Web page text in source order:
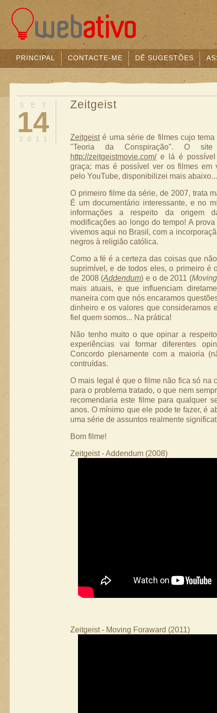
PRINCIPAL CONTACTE-ME DÊ SUGESTÕES
SET
14
2011
Zeitgeist
Zeitgeisté uma série de filmes cujo
"Teoria da Conspiração". O
http://zeitgeistmovie.com/e lá é possível
graça; mas é possível ver os filmes em
pelo YouTube, disponibilizei mais abaixo...
O primeiro filme da série, de 2007, trata
É um documentário interessante, e no
informações a respeito da origem
modificações ao longo do tempo! A
vivemos aqui no Brasil, com a
negros à religião católica.
Como a fé é a certeza das coisas que
suprimível, e de todos eles, o primeiro é
de 2008 (Addendum) e o de 2011 (
mais atuais, e que influenciam
maneira com que nós encaramos
dinheiro e os valores que consideramos
fiel quem somos... Na prática!
Não tenho muito o que opinar a
experiências vai formar diferentes
Concordo plenamente com a maioria
contruídas.
O mais legal é que o filme não fica só na
para o problema tratado, o que nem
recomendaria este filme para qualquer
anos. O mínimo que ele pode te fazer, é
uma série de assuntos realmente
Bom filme!
Zeitgeist - Addendum (2008)
Zeitgeist - Moving Foraward (2011)